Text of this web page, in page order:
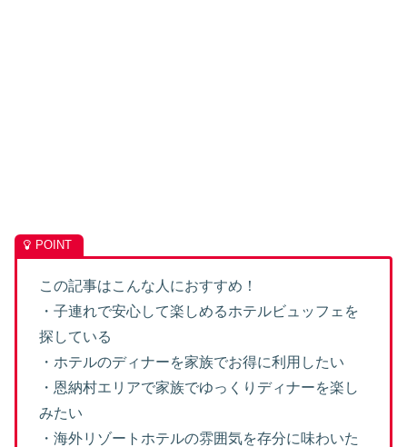
この記事はこんな人におすすめ！
・子連れで安心して楽しめるホテルビュッフェを
探している
・ホテルのディナーを家族でお得に利用したい
・恩納村エリアで家族でゆっくりディナーを楽し
みたい
・海外リゾートホテルの雰囲気を存分に味わいた